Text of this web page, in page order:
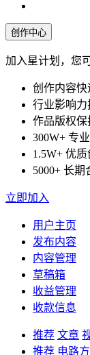
创作中心
加入星计划，您
创作内容快
行业影响力
作品版权保
300W+ 专
1.5W+ 优
5000+ 长期
立即加入
用户主页
发布内容
内容管理
草稿箱
收益管理
收款信息
推荐 文章
推荐 电路